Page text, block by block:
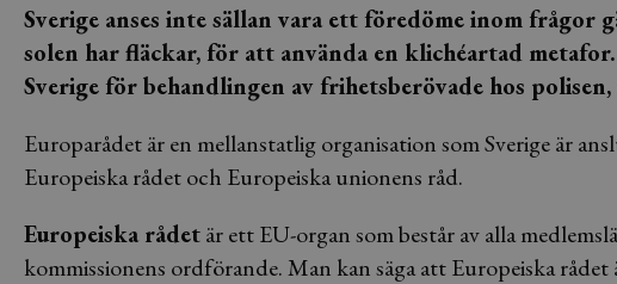
Sverige anses inte sällan vara ett föredöme inom frågor
solen har fläckar, för att använda en klichéartad
Sverige för behandlingen av frihetsberövade hos
Europarådet är en mellanstatlig organisation som Sverige är
Europeiska rådet och Europeiska unionens råd.
Europeiska rådetär ett EU-organ som består av alla
kommissionens ordförande. Man kan säga att Europeiska